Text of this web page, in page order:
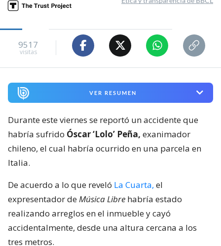
9517
visitas
VER RESUMEN
Durante este viernes se reportó un accidente que
habría sufrido Óscar ‘Lolo’ Peña, exanimador
chileno, el cual habría ocurrido en una parcela en
Italia.
De acuerdo a lo que reveló La Cuarta, el
expresentador de Música Libre habría estado
realizando arreglos en el inmueble y cayó
accidentalmente, desde una altura cercana a los
tres metros.